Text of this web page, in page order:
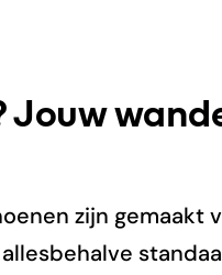
Jouw
zijn gemaakt